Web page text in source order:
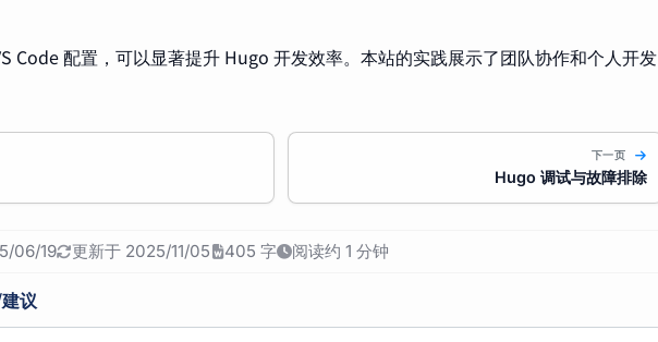
Code 配置，可以显著提升 Hugo 开发效率。本站的实践展示了团队协作和个人开发
下一页
Hugo 调试与故障排除
06/19 更新于 2025/11/05 405 字 阅读约 1 分钟
议